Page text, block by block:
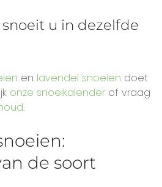
u in dezelfde
en lavendel snoeien doet
onze snoeikalender of vraag
.
de soort